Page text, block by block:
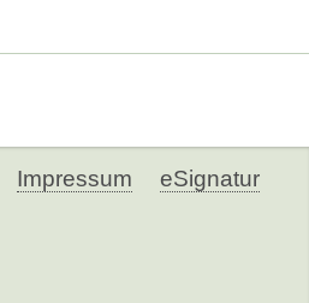
Impressum eSignatur